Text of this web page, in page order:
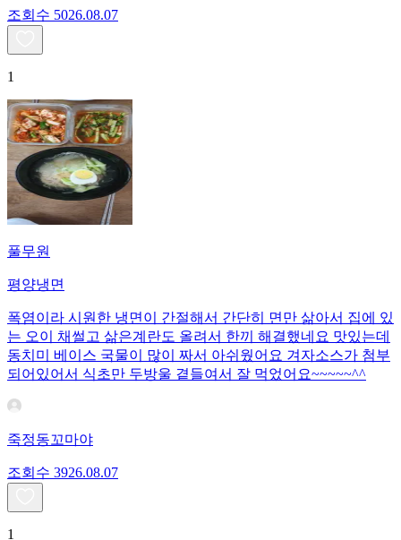
조회수 5026.08.07
1
풀무원
평양냉면
폭염이라 시원한 냉면이 간절해서 간단히 면만 삶아서 집에 있
는 오이 채썰고 삶은계란도 올려서 한끼 해결했네요 맛있는데
동치미 베이스 국물이 많이 짜서 아쉬웠어요 겨자소스가 첨부
되어있어서 식초만 두방울 곁들여서 잘 먹었어요~~~~~^^
죽정동꼬마야
조회수 3926.08.07
1